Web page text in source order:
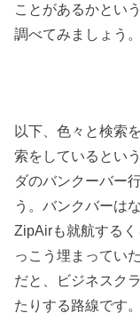
ことがあるかとい
調べてみましょう。
以下、色々と検索
索をしているとい
ダのバンクーバー
う。バンクバーは
ZipAirも就航する
っこう埋まってい
だと、ビジネスク
たりする路線です。